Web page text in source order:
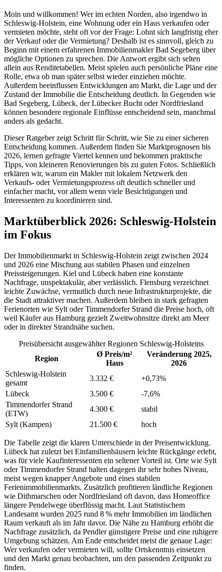
Moin und willkommen! Wer im echten Norden, also irgendwo in
Schleswig-Holstein, eine Wohnung oder ein Haus verkaufen oder
vermieten möchte, steht oft vor der Frage: Lohnt sich langfristig eher
der Verkauf oder die Vermietung? Deshalb ist es sinnvoll, gleich zu
Beginn mit einem erfahrenen Immobilienmakler Bad Segeberg über
mögliche Optionen zu sprechen. Die Antwort ergibt sich selten
allein aus Renditetabellen. Meist spielen auch persönliche Pläne eine
Rolle, etwa ob man später selbst wieder einziehen möchte.
Außerdem beeinflussen Entwicklungen am Markt, die Lage und der
Zustand der Immobilie die Entscheidung deutlich. In Gegenden wie
Bad Segeberg, Lübeck, der Lübecker Bucht oder Nordfriesland
können besondere regionale Einflüsse entscheidend sein, manchmal
anders als gedacht.
Dieser Ratgeber zeigt Schritt für Schritt, wie Sie zu einer sicheren
Entscheidung kommen. Außerdem finden Sie Marktprognosen bis
2026, lernen gefragte Viertel kennen und bekommen praktische
Tipps, von kleineren Renovierungen bis zu guten Fotos. Schließlich
erklären wir, warum ein Makler mit lokalem Netzwerk den
Verkaufs- oder Vermietungsprozess oft deutlich schneller und
einfacher macht, vor allem wenn viele Besichtigungen und
Interessenten zu koordinieren sind.
Marktüberblick 2026: Schleswig-Holstein
im Fokus
Der Immobilienmarkt in Schleswig-Holstein zeigt zwischen 2024
und 2026 eine Mischung aus stabilen Phasen und einzelnen
Preissteigerungen. Kiel und Lübeck haben eine konstante
Nachfrage, unspektakulär, aber verlässlich. Flensburg verzeichnet
leichte Zuwächse, vermutlich durch neue Infrastrukturprojekte, die
die Stadt attraktiver machen. Außerdem bleiben in stark gefragten
Ferienorten wie Sylt oder Timmendorfer Strand die Preise hoch, oft
weil Käufer aus Hamburg gezielt Zweitwohnsitze direkt am Meer
oder in direkter Strandnähe suchen.
Preisübersicht ausgewählter Regionen Schleswig-Holsteins
Region
Ø Preis/m²
Haus
Veränderung 2025,
2026
Schleswig-Holstein
gesamt
3.332 €
+0,73%
Lübeck
3.500 €
-7,6%
Timmendorfer Strand
(ETW)
4.300 €
stabil
Sylt (Kampen)
21.500 € hoch
Die Tabelle zeigt die klaren Unterschiede in der Preisentwicklung.
Lübeck hat zuletzt bei Einfamilienhäusern leichte Rückgänge erlebt,
was für viele Kaufinteressenten ein seltener Vorteil ist. Orte wie Sylt
oder Timmendorfer Strand halten dagegen ihr sehr hohes Niveau,
meist wegen knapper Angebote und eines stabilen
Ferienimmobilienmarkts. Zusätzlich profitieren ländliche Regionen
wie Dithmarschen oder Nordfriesland oft davon, dass Homeoffice
längere Pendelwege überflüssig macht. Laut Statistischem
Landesamt wurden 2025 rund 8 % mehr Immobilien im ländlichen
Raum verkauft als im Jahr davor. Die Nähe zu Hamburg erhöht die
Nachfrage zusätzlich, da Pendler günstigere Preise und eine ruhigere
Umgebung schätzen. Am Ende entscheidet meist die genaue Lage:
Wer verkaufen oder vermieten will, sollte Ortskenntnis einsetzen
und den Markt genau beobachten, um den passenden Zeitpunkt zu
finden.